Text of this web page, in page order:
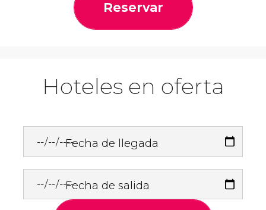
Reservar
Hoteles en oferta
Fecha de llegada
Fecha de salida